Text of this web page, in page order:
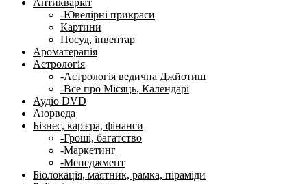
Антикваріат
-Ювелірні прикраси
Картини
Посуд, інвентар
Ароматерапія
Астрологія
-Астрологія ведична Джйотиш
-Все про Місяць, Календарі
Аудіо DVD
Аюрведа
Бізнес, кар'єра, фінанси
-Гроші, багатство
-Маркетинг
-Менеджмент
Біолокація, маятник, рамка, піраміди